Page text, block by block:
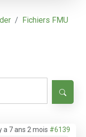
Fichiers FMU
a 7 ans 2 mois #6139